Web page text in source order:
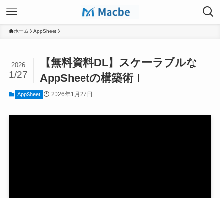
ホーム AppSheet
【無料資料DL】スケーラブルな
AppSheetの構築術！
2026
1/27
AppSheet 2026年1月27日